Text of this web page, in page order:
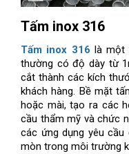
Tấm inox 316
Tấm inox 316 là một
thường có độ dày từ
cắt thành các kích
khách hàng. Bề mặt
hoặc mài, tạo ra các
cầu thẩm mỹ và chức
các ứng dụng yêu
mòn trong môi trường